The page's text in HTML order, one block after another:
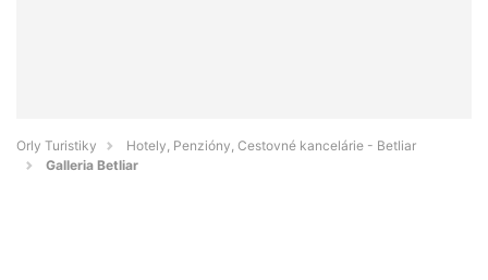
Orly Turistiky
Hotely, Penzióny, Cestovné kancelárie - Betliar
Galleria Betliar